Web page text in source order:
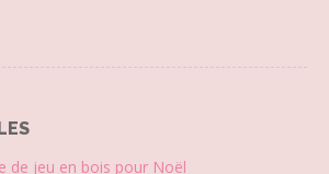
de jeu en bois pour Noël